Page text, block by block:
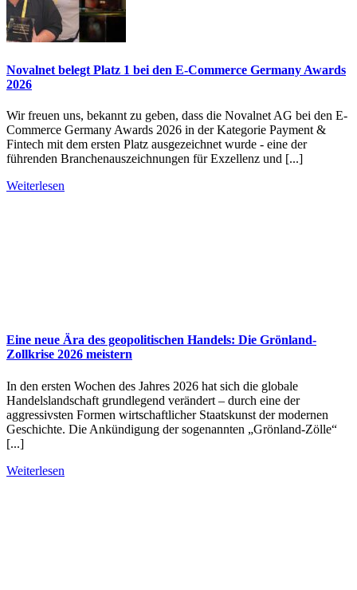
Novalnet belegt Platz 1 bei den E-Commerce Germany Awards
2026
Wir freuen uns, bekannt zu geben, dass die Novalnet AG bei den E-
Commerce Germany Awards 2026 in der Kategorie Payment &
Fintech mit dem ersten Platz ausgezeichnet wurde - eine der
führenden Branchenauszeichnungen für Exzellenz und [...]
Weiterlesen
Eine neue Ära des geopolitischen Handels: Die Grönland-
Zollkrise 2026 meistern
In den ersten Wochen des Jahres 2026 hat sich die globale
Handelslandschaft grundlegend verändert – durch eine der
aggressivsten Formen wirtschaftlicher Staatskunst der modernen
Geschichte. Die Ankündigung der sogenannten „Grönland-Zölle“
[...]
Weiterlesen